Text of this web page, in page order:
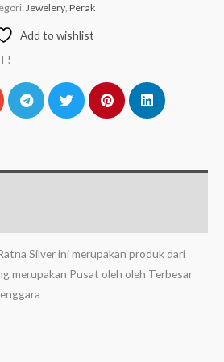
Jewelery Perak
Add to wishlist
Silver ini merupakan produk dari
merupakan Pusat oleh oleh Terbesar